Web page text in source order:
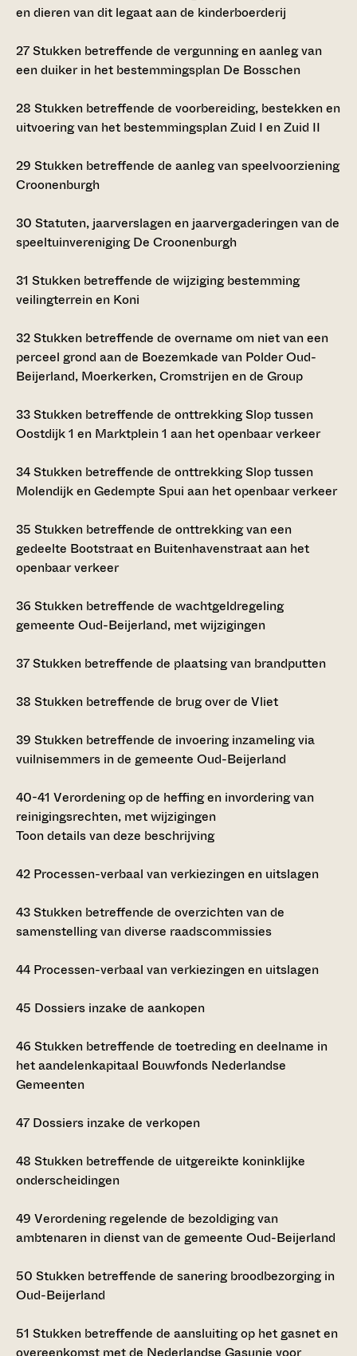
en dieren van dit legaat aan de kinderboerderij
27Stukken betreffende de vergunning en aanleg van
een duiker in het bestemmingsplan De Bosschen
28 Stukken betreffende de voorbereiding, bestekken en
uitvoering van het bestemmingsplan Zuid I en Zuid II
29 Stukken betreffende de aanleg van speelvoorziening
Croonenburgh
30 Statuten, jaarverslagen en jaarvergaderingen van de
speeltuinvereniging De Croonenburgh
31 Stukken betreffende de wijziging bestemming
veilingterrein en Koni
32Stukken betreffende de overname om niet van een
perceel grond aan de Boezemkade van Polder Oud-
Beijerland, Moerkerken, Cromstrijen en de Group
33Stukken betreffende de onttrekking Slop tussen
Oostdijk 1 en Marktplein 1 aan het openbaar verkeer
34Stukken betreffende de onttrekking Slop tussen
Molendijk en Gedempte Spui aan het openbaar verkeer
35 Stukken betreffende de onttrekking van een
gedeelte Bootstraat en Buitenhavenstraat aan het
openbaar verkeer
36 Stukken betreffende de wachtgeldregeling
gemeente Oud-Beijerland, met wijzigingen
37Stukken betreffende de plaatsing van brandputten
38 Stukken betreffende de brug over de Vliet
39 Stukken betreffende de invoering inzameling via
vuilnisemmers in de gemeente Oud-Beijerland
40-41 Verordening op de heffing en invordering van
reinigingsrechten, met wijzigingen
Toon details van deze beschrijving
42 Processen-verbaal van verkiezingen en uitslagen
43Stukken betreffende de overzichten van de
samenstelling van diverse raadscommissies
44 Processen-verbaal van verkiezingen en uitslagen
45 Dossiers inzake de aankopen
46 Stukken betreffende de toetreding en deelname in
het aandelenkapitaal Bouwfonds Nederlandse
Gemeenten
47 Dossiers inzake de verkopen
48 Stukken betreffende de uitgereikte koninklijke
onderscheidingen
49 Verordening regelende de bezoldiging van
ambtenaren in dienst van de gemeente Oud-Beijerland
50 Stukken betreffende de sanering broodbezorging in
Oud-Beijerland
51 Stukken betreffende de aansluiting op het gasnet en